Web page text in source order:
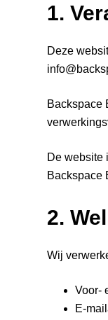
1.
Deze
Backspace
De website
Backspace
2.
Wij
Voor-
E-